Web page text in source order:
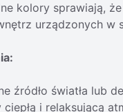
kolory sprawiają,
urządzonych
źródło światła lub
i relaksującą